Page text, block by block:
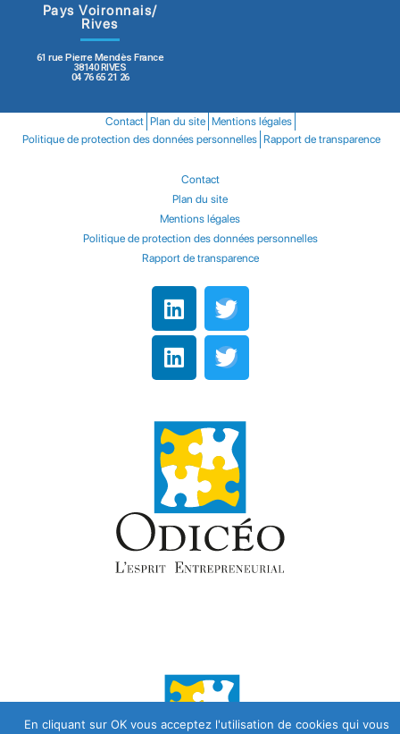
Pays Voironnais/
Rives
61 rue Pierre Mendès France
38140 RIVES
04 76 65 21 26
Contact Plan du site Mentions légales
Politique de protection des données personnelles Rapport de transparence
Contact
Plan du site
Mentions légales
Politique de protection des données personnelles
Rapport de transparence
En cliquant sur OK vous acceptez l'utilisation de cookies qui vous